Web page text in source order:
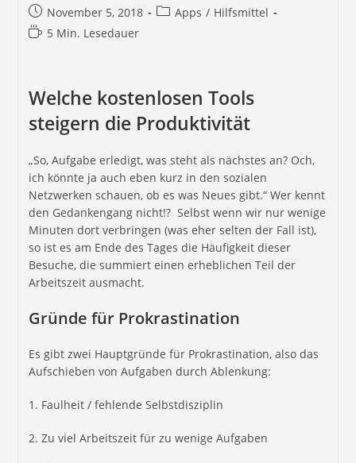
November 5, 2018 Apps / Hilfsmittel
5 Min. Lesedauer
Welche kostenlosen Tools
steigern die Produktivität
„So, Aufgabe erledigt, was steht als nächstes an? Och,
ich könnte ja auch eben kurz in den sozialen
Netzwerken schauen, ob es was Neues gibt.“ Wer kennt
den Gedankengang nicht!? Selbst wenn wir nur wenige
Minuten dort verbringen (was eher selten der Fall ist),
so ist es am Ende des Tages die Häufigkeit dieser
Besuche, die summiert einen erheblichen Teil der
Arbeitszeit ausmacht.
Gründe für Prokrastination
Es gibt zwei Hauptgründe für Prokrastination, also das
Aufschieben von Aufgaben durch Ablenkung:
1. Faulheit / fehlende Selbstdisziplin
2. Zu viel Arbeitszeit für zu wenige Aufgaben